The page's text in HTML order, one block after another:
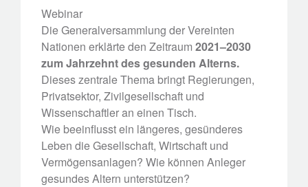
Webinar
Die Generalversammlung der Vereinten
Nationen erklärte den Zeitraum 2021–2030
zum Jahrzehnt des gesunden Alterns.
Dieses zentrale Thema bringt Regierungen,
Privatsektor, Zivilgesellschaft und
Wissenschaftler an einen Tisch.
Wie beeinflusst ein längeres, gesünderes
Leben die Gesellschaft, Wirtschaft und
Vermögensanlagen? Wie können Anleger
gesundes Altern unterstützen?